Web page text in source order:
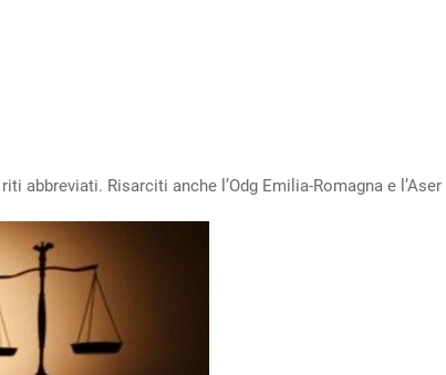
abbreviati. Risarciti anche l’Odg Emilia-Romagna e l’Aser